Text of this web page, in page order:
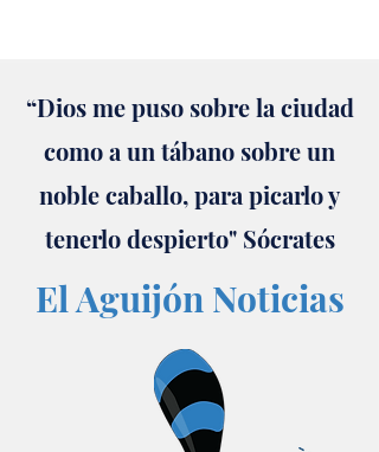
“Dios me puso sobre la ciudad
como a un tábano sobre un
noble caballo, para picarlo y
tenerlo despierto" Sócrates
El Aguijón Noticias